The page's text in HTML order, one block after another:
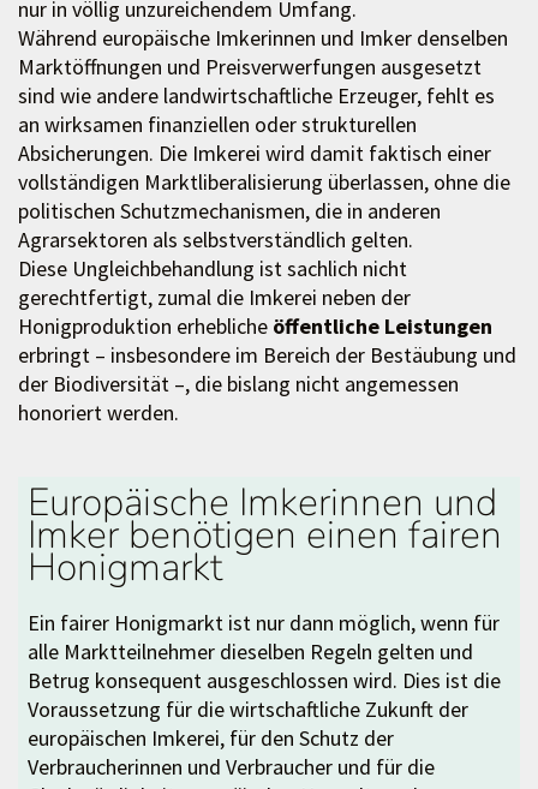
nur in völlig unzureichendem Umfang.
Während europäische Imkerinnen und Imker denselben
Marktöffnungen und Preisverwerfungen ausgesetzt
sind wie andere landwirtschaftliche Erzeuger, fehlt es
an wirksamen finanziellen oder strukturellen
Absicherungen. Die Imkerei wird damit faktisch einer
vollständigen Marktliberalisierung überlassen, ohne die
politischen Schutzmechanismen, die in anderen
Agrarsektoren als selbstverständlich gelten.
Diese Ungleichbehandlung ist sachlich nicht
gerechtfertigt, zumal die Imkerei neben der
Honigproduktion erhebliche öffentliche Leistungen
erbringt – insbesondere im Bereich der Bestäubung und
der Biodiversität –, die bislang nicht angemessen
honoriert werden.
Europäische Imkerinnen und
Imker benötigen einen fairen
Honigmarkt
Ein fairer Honigmarkt ist nur dann möglich, wenn für
alle Marktteilnehmer dieselben Regeln gelten und
Betrug konsequent ausgeschlossen wird. Dies ist die
Voraussetzung für die wirtschaftliche Zukunft der
europäischen Imkerei, für den Schutz der
Verbraucherinnen und Verbraucher und für die